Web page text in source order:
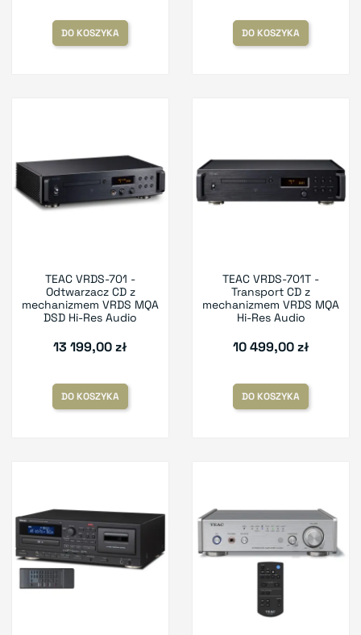
DO KOSZYKA DO KOSZYKA
TEAC VRDS-701 -
Odtwarzacz CD z
mechanizmem VRDS MQA
DSD Hi-Res Audio
13 199,00 zł
DO KOSZYKA
TEAC VRDS-701T -
Transport CD z
mechanizmem VRDS MQA
Hi-Res Audio
10 499,00 zł
DO KOSZYKA